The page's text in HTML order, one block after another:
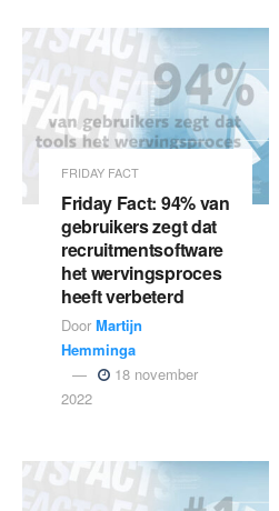
FRIDAY FACT
Friday Fact: 94% van
gebruikers zegt dat
recruitmentsoftware
het wervingsproces
heeft verbeterd
Door Martijn
Hemminga
18 november
2022